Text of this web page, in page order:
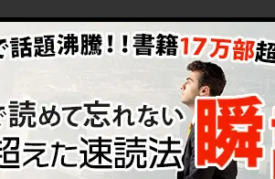
、今回の記事を参考にしていただけれ